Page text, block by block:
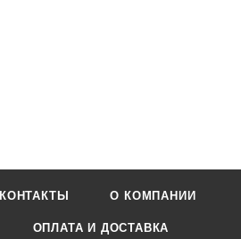
КОНТАКТЫ О КОМПАНИИ
ОПЛАТА И ДОСТАВКА